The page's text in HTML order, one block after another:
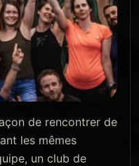
de rencontrer de
les mêmes
un club de